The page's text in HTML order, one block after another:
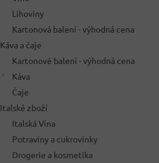
Lihoviny
Kartonová balení - výhodná cena
Káva a čaje
Kartonové balení - výhodná cena
Káva
Čaje
Italské zboží
Italská Vína
Potraviny a cukrovinky
Drogerie a kosmetika